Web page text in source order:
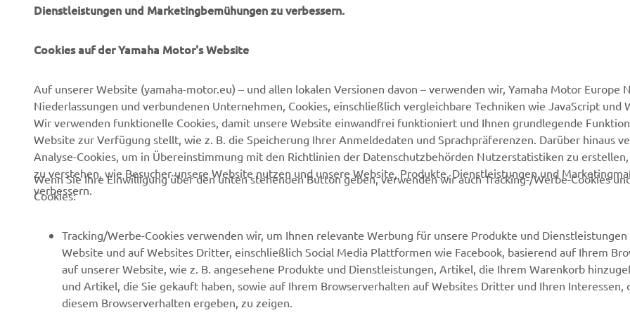
UNTERNEHMEN
Über uns
News
Veranstaltungen
Presse
Kataloge
Händler werden
Grundlegende
Nachhaltigkeitsrichtlinie
B2B
eBike Antriebe
Behörden
Golfplätze
Rettungsdienste
Partnerschaften
Technische Informationen
für unabhängige
Handelspartner
MyYamaha
Yamaha Music
Yamaha Racing
Yamaha Motor Global
Webshop Support
Ersatzteilkatalog
Buche Deinen
Wartungstermin
Impressum
Entsorgung von
Altbatterien
Dienstleistungen und Marketingbemühungen zu verbessern.
Cookies auf der Yamaha Motor's Website
Auf unserer Website (yamaha-motor.eu) – und allen lokalen Versionen davon – verwenden wir, Yamaha Motor Europe
Niederlassungen und verbundenen Unternehmen, Cookies, einschließlich vergleichbare Techniken wie JavaScript und
Wir verwenden funktionelle Cookies, damit unsere Website einwandfrei funktioniert und Ihnen grundlegende
Website zur Verfügung stellt, wie z. B. die Speicherung Ihrer Anmeldedaten und Sprachpräferenzen. Darüber hinaus
Analyse-Cookies, um in Übereinstimmung mit den Richtlinien der Datenschutzbehörden Nutzerstatistiken zu
zu verstehen, wie Besucher unsere Website nutzen und unsere Website, Produkte, Dienstleistungen und
verbessern.
Wenn Sie Ihre Einwilligung über den unten stehenden Button geben, verwenden wir auch Tracking-/Werbe-Cookies
Cookies:
Tracking/Werbe-Cookies verwenden wir, um Ihnen relevante Werbung für unsere Produkte und
Website und auf Websites Dritter, einschließlich Social Media Plattformen wie Facebook, basierend auf Ihrem
auf unserer Website, wie z. B. angesehene Produkte und Dienstleistungen, Artikel, die Ihrem Warenkorb
und Artikel, die Sie gekauft haben, sowie auf Ihrem Browserverhalten auf Websites Dritter und Ihren Interessen,
diesem Browserverhalten ergeben, zu zeigen.